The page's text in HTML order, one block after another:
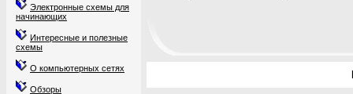
Электронные схемы для
начинающих
Интересные и полезные
схемы
О компьютерных сетях
Обзоры